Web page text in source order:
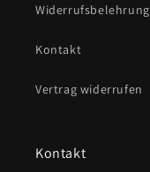
Widerrufsbelehrung
Kontakt
Vertrag widerrufen
Kontakt